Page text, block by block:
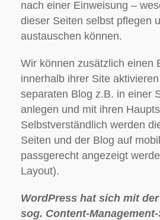
nach einer Einweisung –
dieser Seiten selbst pflegen
austauschen können.
Wir können zusätzlich einen
innerhalb ihrer Site
separaten Blog z.B. in einer
anlegen und mit ihren
Selbstverständlich werden
Seiten und der Blog auf
passgerecht angezeigt
Layout).
WordPress hat sich mit
sog. Content-